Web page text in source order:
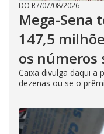
DO R7/07/08/2026
Mega-Sena
147,5
os números
Caixa divulga daqui a
dezenas ou se o